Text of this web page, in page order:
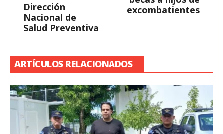
Dirección
Nacional de
Salud Preventiva
excombatientes
ARTÍCULOS RELACIONADOS